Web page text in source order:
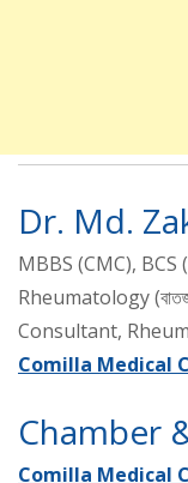
Dr. Md.
MBBS (CMC),
Rheumatology
Consultant,
Comilla Medical
Chamber
Comilla Medical